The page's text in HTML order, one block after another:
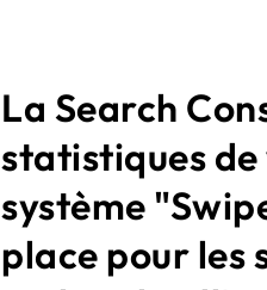
La Search
statistiques
système
place pour les